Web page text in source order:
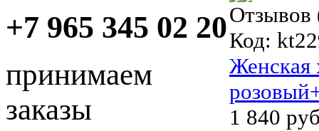
Отзывов
Код:
Женская
1 840
+7 965 345 02 20
принимаем
заказы